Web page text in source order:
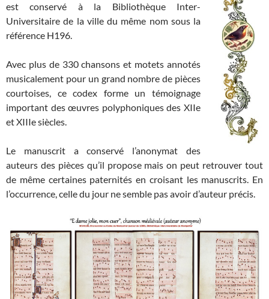
est conservé à la Bibliothèque Inter-
Universitaire de la ville du même nom sous la
référence H196.
Avec plus de 330 chansons et motets annotés
musicalement pour un grand nombre de pièces
courtoises, ce codex forme un témoignage
important des œuvres polyphoniques des XIIe
et XIIIe siècles.
Le manuscrit a conservé l’anonymat des
auteurs des pièces qu’il propose mais on peut retrouver tout
de même certaines paternités en croisant les manuscrits. En
l’occurrence, celle du jour ne semble pas avoir d’auteur précis.